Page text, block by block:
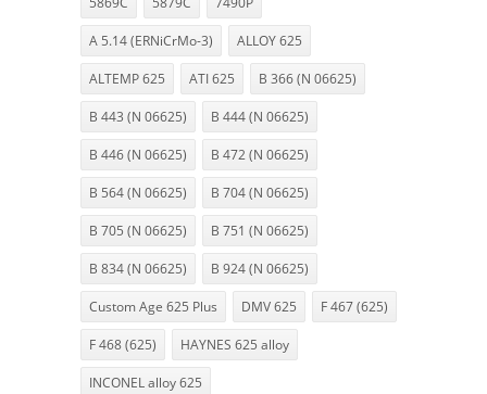
A 5.14 (ERNiCrMo-3) ALLOY 625
ALTEMP 625 ATI 625 B 366 (N 06625)
B 443 (N 06625) B 444 (N 06625)
B 446 (N 06625) B 472 (N 06625)
B 564 (N 06625) B 704 (N 06625)
B 705 (N 06625) B 751 (N 06625)
B 834 (N 06625) B 924 (N 06625)
Custom Age 625 Plus DMV 625 F 467 (625)
F 468 (625) HAYNES 625 alloy
INCONEL alloy 625